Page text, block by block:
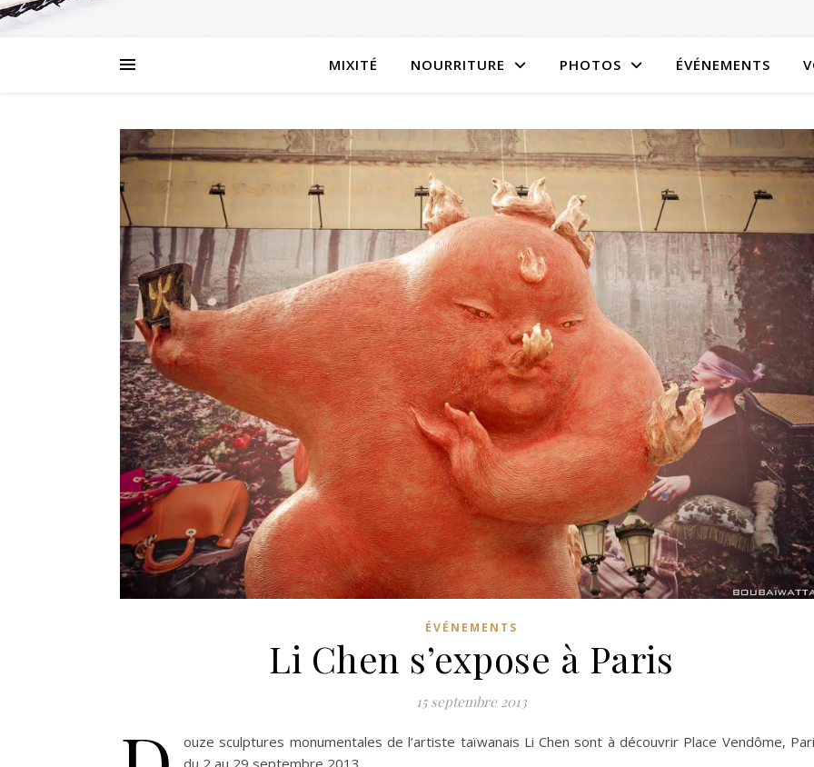
MIXITÉ NOURRITURE PHOTOS ÉVÉNEMENTS
ÉVÉNEMENTS
Li Chen s’expose à Paris
15 septembre 2013
ouze sculptures monumentales de l’artiste taïwanais Li Chen sont à découvrir Place Vendôme,